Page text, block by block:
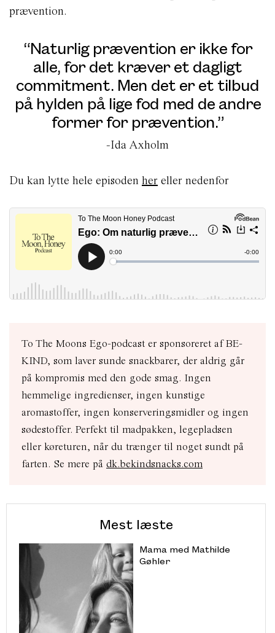
prævention.
“Naturlig prævention er ikke for
alle, for det kræver et dagligt
commitment. Men det er et tilbud
på hylden på lige fod med de andre
former for prævention.”
-Ida Axholm
Du kan lytte hele episoden her eller nedenfor
To The Moons Ego-podcast er sponsoreret af BE-
KIND, som laver sunde snackbarer, der aldrig går
på kompromis med den gode smag. Ingen
hemmelige ingredienser, ingen kunstige
aromastoffer, ingen konserveringsmidler og ingen
sødestoffer. Perfekt til madpakken, legepladsen
eller køreturen, når du trænger til noget sundt på
farten. Se mere på dk.bekindsnacks.com
Mest læste
Mama med Mathilde
Gøhler